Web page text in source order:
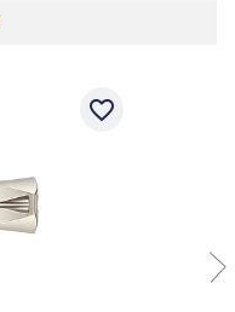
favorite_border